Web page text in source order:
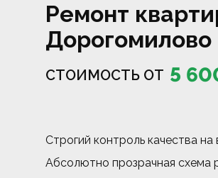
Ремонт
Дорогомилово
СТОИМОСТЬ ОТ 5
Строгий контроль качества
Абсолютно прозрачная схема